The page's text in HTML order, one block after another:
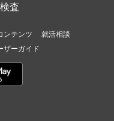
査
ンテンツ
就活相談
ザーガイド